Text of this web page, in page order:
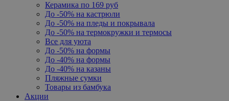
Керамика по 169 руб
До -50% на кастрюли
До -50% на пледы и покрывала
До -50% на термокружки и термосы
Все для уюта
До -50% на формы
До -40% на формы
До -40% на казаны
Пляжные сумки
Товары из бамбука
Акции